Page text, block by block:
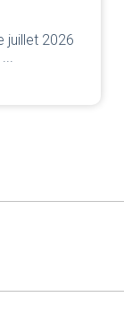
juillet 2026